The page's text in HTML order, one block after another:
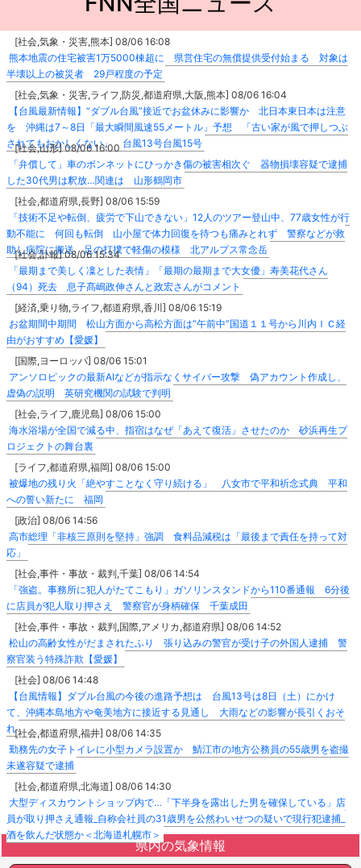
[社会,気象・災害,熊本] 08/06 16:08
熊本地震の住宅被害1万5000棟超に 県営住宅の無償提供受付始まる 対象は
半壊以上の被災者 29戸程度の予定
[社会,気象・災害,ライフ,防災,都道府県,大阪,熊本] 08/06 16:04
【台風最新情報】“ダブル台風”接近でお盆休みに影響か 北日本東日本は注意
を 沖縄は7～8日「最大瞬間風速55メートル」予想 「古い家が風で押しつぶ
されてもおかしくない」 台風13号台風15号
[社会,山形] 08/06 16:00
「弁償して」車のボンネットにひっかき傷の被害相次ぐ 器物損壊容疑で逮捕
した30代男は釈放…関連は 山形鶴岡市
[社会,都道府県,長野] 08/06 15:59
「技術不足や転倒、疲労で下山できない」12人のツアー登山中、77歳女性が行
動不能に 何回も転倒 山小屋で体力回復を待つも痛みとれず 警察などが救
助し病院に搬送 足の打撲で軽傷の模様 北アルプス常念岳
[社会,訃報] 08/06 15:34
「最期まで美しく凜とした表情」「最期の最期まで大女優」寿美花代さん
（94）死去 息子髙嶋政伸さんと政宏さんがコメント
[経済,乗り物,ライフ,都道府県,香川] 08/06 15:19
お盆期間中期間 松山方面から高松方面は“午前中”国道１１号から川内ＩＣ経
由がおすすめ【愛媛】
[国際,ヨーロッパ] 08/06 15:01
アンソロピックの最新AIなどが指示なくサイバー攻撃 偽アカウント作成し、
虚偽の説明 英研究機関の試験で判明
[社会,ライフ,鹿児島] 08/06 15:00
海水浴場が全国で減る中、指宿はなぜ「あえて復活」させたのか 砂浜再生プ
ロジェクトの舞台裏
[ライフ,都道府県,福岡] 08/06 15:00
被爆地の残り火「絶やすことなく守り続ける」 八女市で平和祈念式典 平和
への誓い新たに 福岡
[政治] 08/06 14:56
高市総理「非核三原則を堅持」強調 食料品減税は「最後まで責任を持って対
応」
[社会,事件・事故・裁判,千葉] 08/06 14:54
「強盗。事務所に犯人がたてこもり」ガソリンスタンドから110番通報 6分後
に店員が犯人取り押さえ 警察官が身柄確保 千葉成田
[社会,事件・事故・裁判,国際,アメリカ,都道府県] 08/06 14:52
松山の高齢女性がだまされたふり 張り込みの警官が受け子の外国人逮捕 警
察官装う特殊詐欺【愛媛】
[社会] 08/06 14:48
【台風情報】ダブル台風の今後の進路予想は 台風13号は8日（土）にかけ
て、沖縄本島地方や奄美地方に接近する見通し 大雨などの影響が長引くおそ
れ[社会,都道府県,福井] 08/06 14:35
勤務先の女子トイレに小型カメラ設置か 鯖江市の地方公務員の55歳男を盗撮
未遂容疑で逮捕
[社会,都道府県,北海道] 08/06 14:30
大型ディスカウントショップ内で…「下半身を露出した男を確保している」店
員が取り押さえ通報_自称会社員の31歳男を公然わいせつの疑いで現行犯逮捕_
酒を飲んだ状態か＜北海道札幌市＞
県内の気象情報